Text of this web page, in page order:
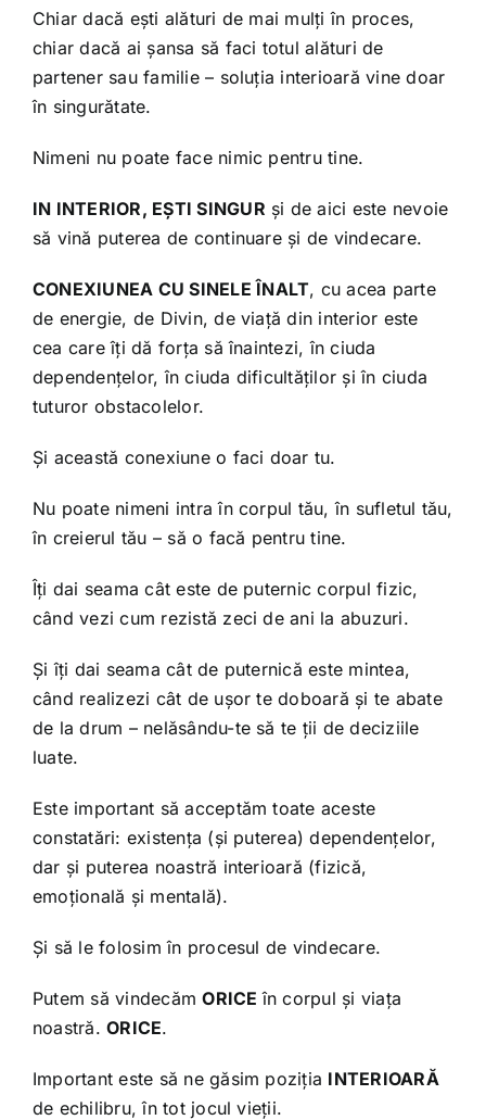
Chiar dacă ești alături de mai mulți în proces,
chiar dacă ai șansa să faci totul alături de
partener sau familie – soluția interioară vine doar
în singurătate.
Nimeni nu poate face nimic pentru tine.
IN INTERIOR, EȘTI SINGUR și de aici este nevoie
să vină puterea de continuare și de vindecare.
CONEXIUNEA CU SINELE ÎNALT, cu acea parte
de energie, de Divin, de viață din interior este
cea care îți dă forța să înaintezi, în ciuda
dependențelor, în ciuda dificultăților și în ciuda
tuturor obstacolelor.
Și această conexiune o faci doar tu.
Nu poate nimeni intra în corpul tău, în sufletul tău,
în creierul tău – să o facă pentru tine.
Îți dai seama cât este de puternic corpul fizic,
când vezi cum rezistă zeci de ani la abuzuri.
Și îți dai seama cât de puternică este mintea,
când realizezi cât de ușor te doboară și te abate
de la drum – nelăsându-te să te ții de deciziile
luate.
Este important să acceptăm toate aceste
constatări: existența (și puterea) dependențelor,
dar și puterea noastră interioară (fizică,
emoțională și mentală).
Și să le folosim în procesul de vindecare.
Putem să vindecămORICEîn corpul și viața
noastră.ORICE.
Important este să ne găsim poziția INTERIOARĂ
de echilibru, în tot jocul vieții.